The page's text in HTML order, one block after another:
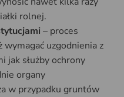
rolnej.
– proces
uzgodnienia z
jak służby ochrony
organy
w przypadku gruntów